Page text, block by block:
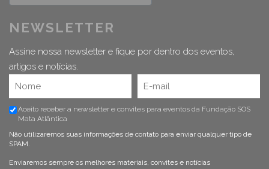
NEWSLETTER
Assine nossa newsletter e fique por dentro dos eventos,
artigos e notícias.
Aceito receber a newsletter e convites para eventos da Fundação SOS
Mata Atlântica
Não utilizaremos suas informações de contato para enviar qualquer tipo de
SPAM.
Enviaremos sempre os melhores materiais, convites e notícias